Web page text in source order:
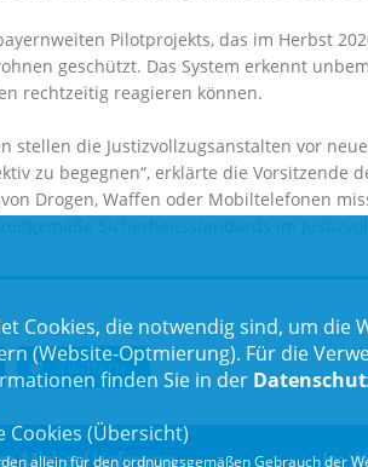
Pilotprojekts, das im Herbst
geschützt. Das System erkennt
rechtzeitig reagieren können.
stellen die Justizvollzugsanstalten vor
zu begegnen“, erklärte die
Drogen, Waffen oder Mobiltelefonen
Twittern
Michael Hofmann Im
Cookies, die notwendig sind, um
(Website-Optmierung). Für die
finden Sie in der
Cookies (Übersicht)
allein für den ordnungsgemäßen Gebrauch der